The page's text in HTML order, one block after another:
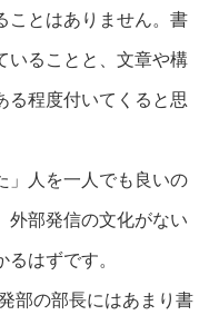
ことはありません。書
いることと、文章や構
る程度付いてくると思
」人を一人でも良いの
外部発信の文化がない
はずです。
部の部長にはあまり書